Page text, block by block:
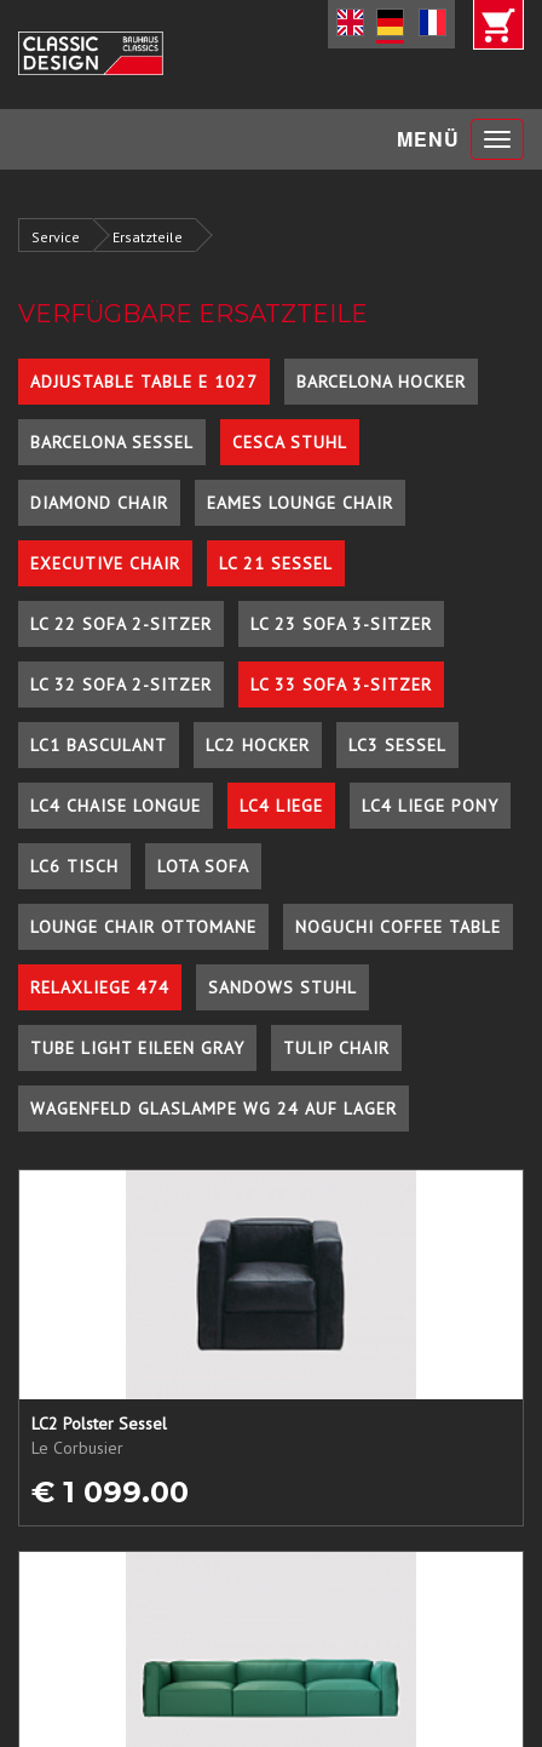
MENÜ Toggle
Service Ersatzteile
VERFÜGBARE ERSATZTEILE
ADJUSTABLE TABLE E 1027 BARCELONA HOCKER
BARCELONA SESSEL CESCA STUHL
DIAMOND CHAIR EAMES LOUNGE CHAIR
EXECUTIVE CHAIR LC 21 SESSEL
LC 22 SOFA 2-SITZER LC 23 SOFA 3-SITZER
LC 32 SOFA 2-SITZER LC 33 SOFA 3-SITZER
LC1 BASCULANT LC2 HOCKER LC3 SESSEL
LC4 CHAISE LONGUE LC4 LIEGE LC4 LIEGE PONY
LC6 TISCH LOTA SOFA
LOUNGE CHAIR OTTOMANE NOGUCHI COFFEE TABLE
RELAXLIEGE 474 SANDOWS STUHL
TUBE LIGHT EILEEN GRAY TULIP CHAIR
WAGENFELD GLASLAMPE WG 24 AUF LAGER
LC2 Polster Sessel
Le Corbusier
€ 1 099.00